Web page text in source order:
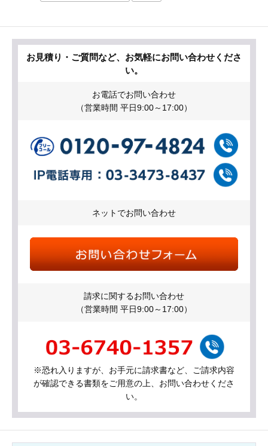
お見積り・ご質問など、お気軽にお問い合わせくださ
い。
お電話でお問い合わせ
（営業時間 平日9:00～17:00）
ネットでお問い合わせ
請求に関するお問い合わせ
（営業時間 平日9:00～17:00）
※恐れ入りますが、お手元に請求書など、ご請求内容
が確認できる書類をご用意の上、お問い合わせくださ
い。